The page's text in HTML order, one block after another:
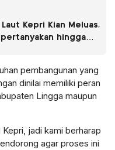
Kepri Kian Meluas,
hingga
pembangunan yang
dinilai memiliki peran
Lingga maupun
jadi kami berharap
agar proses ini